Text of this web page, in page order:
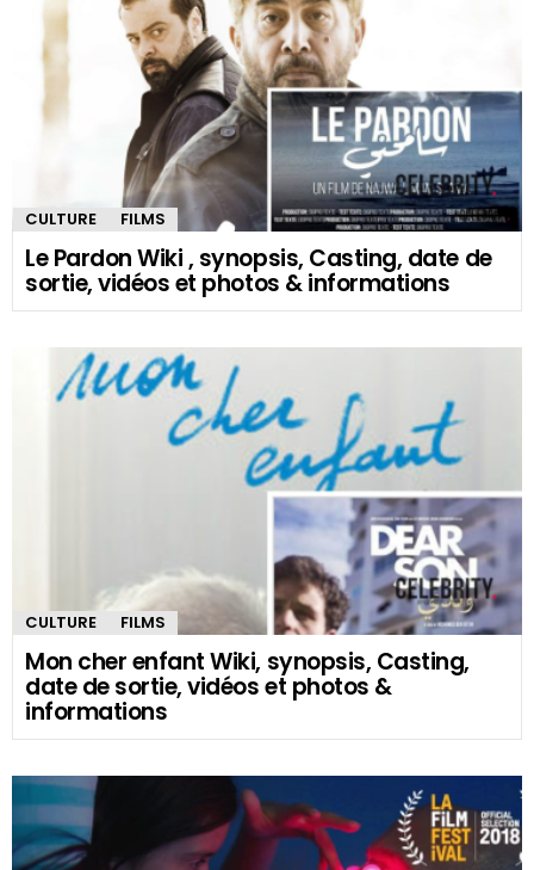
CULTURE FILMS
Le Pardon Wiki , synopsis, Casting, date de
sortie, vidéos et photos & informations
CULTURE FILMS
Mon cher enfant Wiki, synopsis, Casting,
date de sortie, vidéos et photos &
informations